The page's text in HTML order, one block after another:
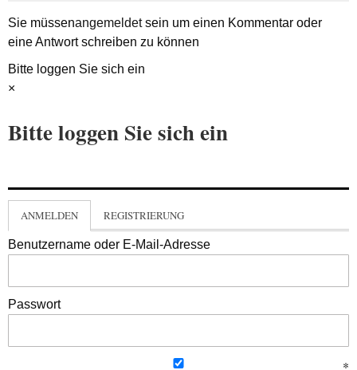
Sie müssenangemeldetsein um einen Kommentar oder
eine Antwort schreiben zu können
Bitte loggen Sie sich ein
×
Bitte loggen Sie sich ein
ANMELDEN REGISTRIERUNG
Benutzername oder E-Mail-Adresse
Passwort